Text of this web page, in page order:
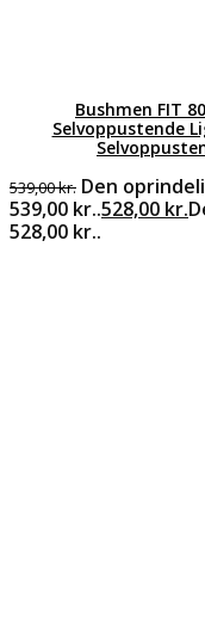
Bushmen FIT
Selvoppustende
539,00kr. Den
539,00 kr..528,00 kr.
528,00 kr..